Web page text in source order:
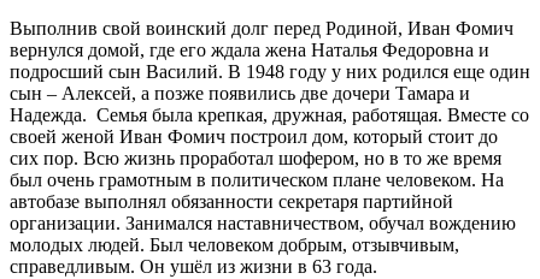
Выполнив свой воинский долг перед Родиной, Иван Фомич
вернулся домой, где его ждала жена Наталья Федоровна и
подросший сын Василий. В 1948 году у них родился еще один
сын – Алексей, а позже появились две дочери Тамара и
Надежда. Семья была крепкая, дружная, работящая. Вместе со
своей женой Иван Фомич построил дом, который стоит до
сих пор. Всю жизнь проработал шофером, но в то же время
был очень грамотным в политическом плане человеком. На
автобазе выполнял обязанности секретаря партийной
организации. Занимался наставничеством, обучал вождению
молодых людей. Был человеком добрым, отзывчивым,
справедливым. Он ушёл из жизни в 63 года.